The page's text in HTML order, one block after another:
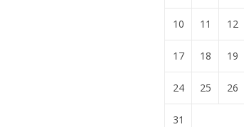
10 11 12
17 18 19
24 25 26
31